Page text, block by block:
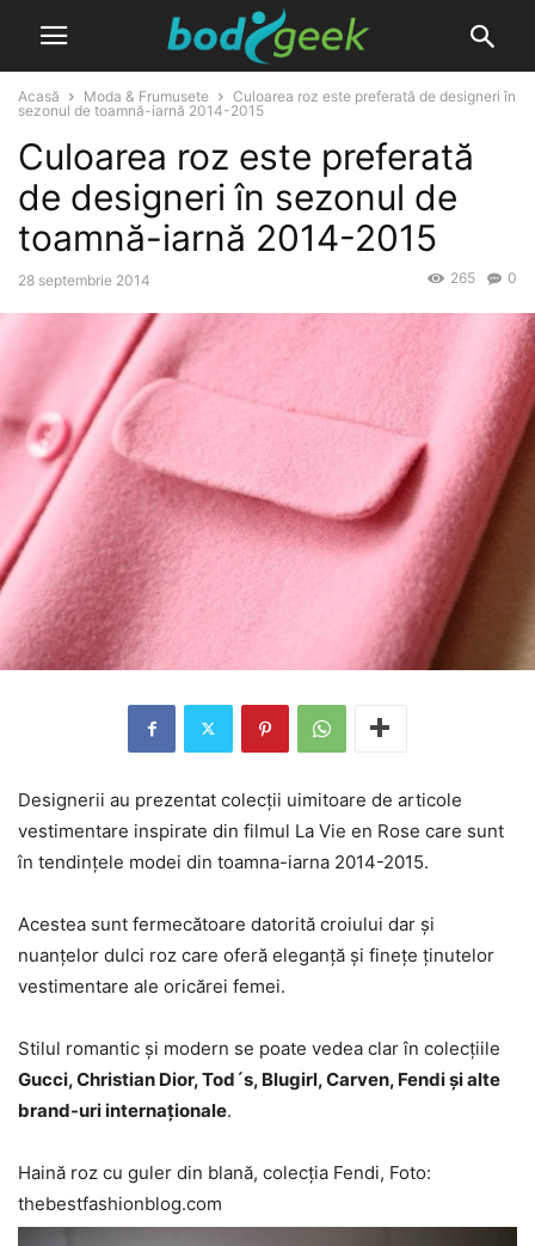
Acasă Moda & Frumusete
Culoarea roz este preferată de designeri în
sezonul de toamnă-iarnă 2014-2015
Culoarea roz este preferată
de designeri în sezonul de
toamnă-iarnă 2014-2015
28 septembrie 2014 0
265
Designerii au prezentat colecții uimitoare de articole
vestimentare inspirate din filmul La Vie en Rose care sunt
în tendințele modei din toamna-iarna 2014-2015.
Acestea sunt fermecătoare datorită croiului dar și
nuanțelor dulci roz care oferă eleganță și finețe ținutelor
vestimentare ale oricărei femei.
Stilul romantic și modern se poate vedea clar în colecțiile
Gucci, Christian Dior, Tod´s, Blugirl, Carven, Fendi și alte
brand-uri internaționale.
Haină roz cu guler din blană, colecția Fendi, Foto:
thebestfashionblog.com